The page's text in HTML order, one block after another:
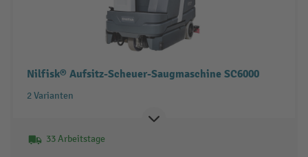
Nilfisk® Aufsitz-Scheuer-Saugmaschine SC6000
2 Varianten
33 Arbeitstage